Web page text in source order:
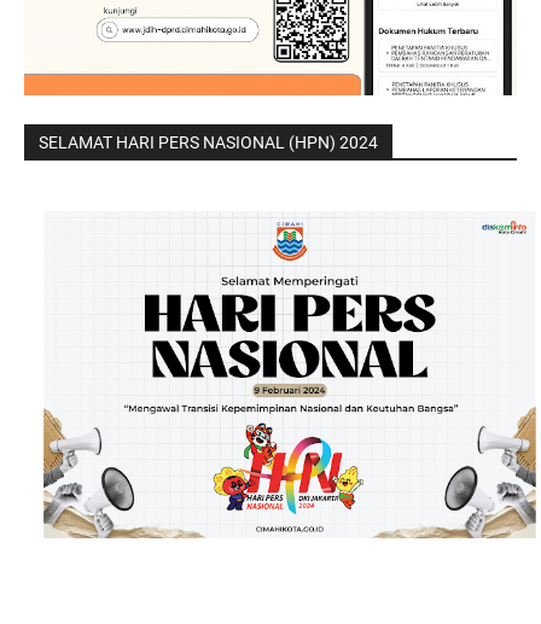
SELAMAT HARI PERS NASIONAL (HPN) 2024